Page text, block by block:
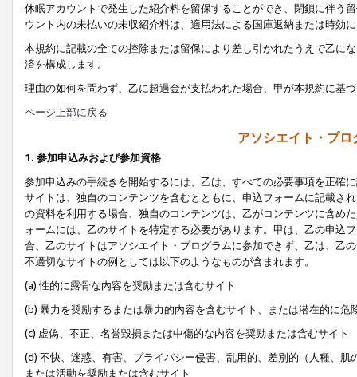
休眠アカウントで発生した紹介料を留保することができ、閉鎖に伴う
ウント内の未払いの未収紹介料は、適用法による国庫返納または時効
本規約に記載の全ての控除または留保により差し引かれたうえで乙に
済を構成します。
理由の如何を問わず、乙に超過金が支払われた場合、甲が本規約に基
ページ上部に戻る
アソシエイト・プ
1. 参加申込みおよび参加資格
参加申込みの手続きを開始するには、乙は、すべての必要事項を正確
サイトは、独自のコンテンツを含むとともに、申込フォームに記載さ
の資料を利用する場合、独自のコンテンツは、乙がコンテンツに含め
ォームには、乙のサイトを特定する必要があります。甲は、乙の申込
合、乙のサイトはアソシエイト・プログラムに参加できず、乙は、乙
不適切なサイトの例としては以下のようなものが含まれます。
(a) 性的に露骨な内容を奨励または含むサイト
(b) 暴力を奨励するまたは暴力的内容を含むサイト、または潜在的に
(c) 虚偽、不正、名誉毀損または中傷的な内容を奨励または含むサイト
(d) 不快、迷惑、有害、プライバシー侵害、乱用的、差別的（人種、
または活動を奨励または含むサイト